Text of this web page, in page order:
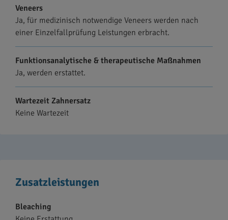
Veneers
Ja, für medizinisch notwendige Veneers werden nach
einer Einzelfallprüfung Leistungen erbracht.
Funktionsanalytische & therapeutische Maßnahmen
Ja, werden erstattet.
Wartezeit Zahnersatz
Keine Wartezeit
Zusatzleistungen
Bleaching